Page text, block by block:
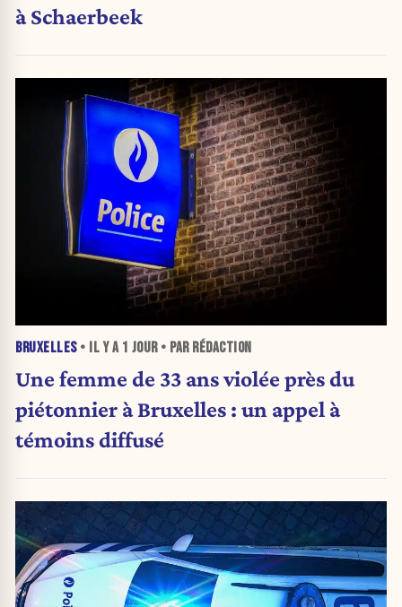
à Schaerbeek
BRUXELLES• IL Y A 1 JOUR• PAR RÉDACTION
Une femme de 33 ans violée près du
piétonnier à Bruxelles : un appel à
témoins diffusé